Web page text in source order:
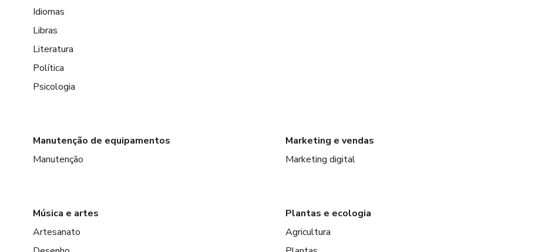
Idiomas
Libras
Literatura
Política
Psicologia
Manutenção de equipamentos
Manutenção
Marketing e vendas
Marketing digital
Música e artes
Artesanato
Plantas e ecologia
Agricultura